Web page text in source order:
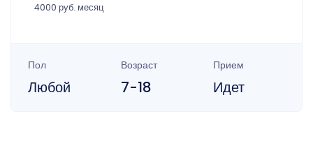
4000 руб. месяц
Пол
Любой
Возраст
7-18
Прием
Идет